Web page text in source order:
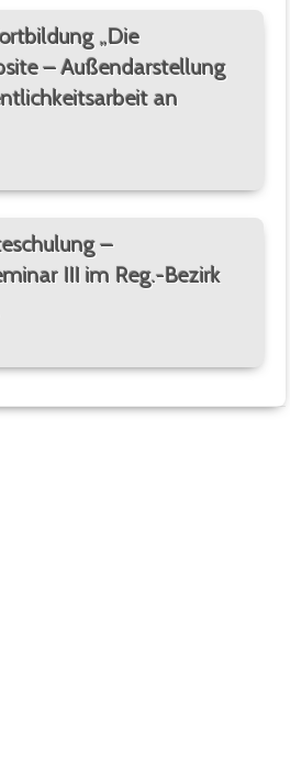
„Die
– Außendarstellung
an
–
III im Reg.-Bezirk